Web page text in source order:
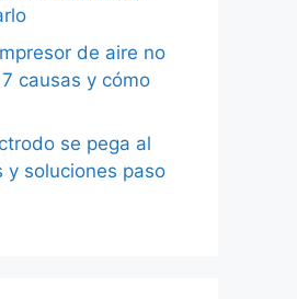
de aire no
causas y cómo
se pega al
y soluciones paso